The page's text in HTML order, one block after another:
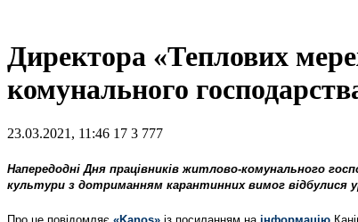
Директора «Теплових
комунального
23.03.2021, 11:46 17 3 777
Напередодні Дня працівників житлово-комунального
культури з дотриманням карантинних вимог відбулися